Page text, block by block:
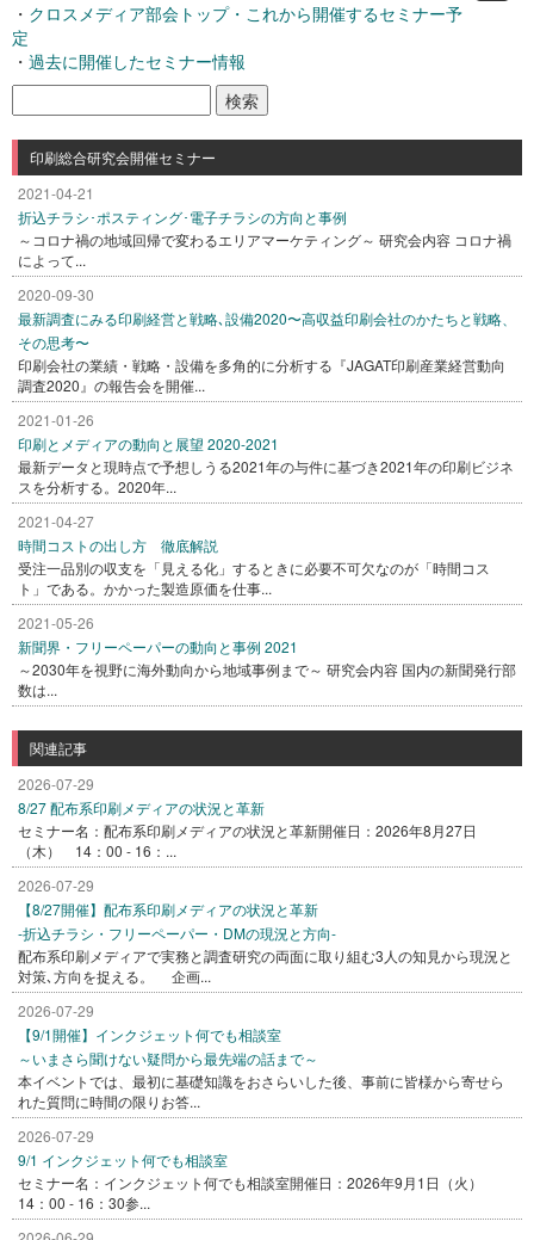
・ クロスメディア部会トップ・これから開催するセミナー予
定
・ 過去に開催したセミナー情報
索:
印刷総合研究会開催セミナー
2021-04-21
折込チラシ･ポスティング･電子チラシの方向と事例
～コロナ禍の地域回帰で変わるエリアマーケティング～ 研究会内容 コロナ禍
によって...
2020-09-30
最新調査にみる印刷経営と戦略､設備2020〜高収益印刷会社のかたちと戦略、
その思考〜
印刷会社の業績・戦略・設備を多角的に分析する『JAGAT印刷産業経営動向
調査2020』の報告会を開催...
2021-01-26
印刷とメディアの動向と展望 2020-2021
最新データと現時点で予想しうる2021年の与件に基づき2021年の印刷ビジネ
スを分析する。2020年...
2021-04-27
時間コストの出し方 徹底解説
受注一品別の収支を「見える化」するときに必要不可欠なのが「時間コス
ト」である。かかった製造原価を仕事...
2021-05-26
新聞界・フリーペーパーの動向と事例 2021
～2030年を視野に海外動向から地域事例まで～ 研究会内容 国内の新聞発行部
数は...
関連記事
2026-07-29
8/27 配布系印刷メディアの状況と革新
セミナー名：配布系印刷メディアの状況と革新開催日：2026年8月27日
（木） 14：00 - 16：...
2026-07-29
【8/27開催】配布系印刷メディアの状況と革新
-折込チラシ・フリーペーパー・DMの現況と方向-
配布系印刷メディアで実務と調査研究の両面に取り組む3人の知見から現況と
対策､方向を捉える。 企画...
2026-07-29
【9/1開催】インクジェット何でも相談室
～いまさら聞けない疑問から最先端の話まで～
本イベントでは、最初に基礎知識をおさらいした後、事前に皆様から寄せら
れた質問に時間の限りお答...
2026-07-29
9/1 インクジェット何でも相談室
セミナー名：インクジェット何でも相談室開催日：2026年9月1日（火）
14：00 - 16：30参...